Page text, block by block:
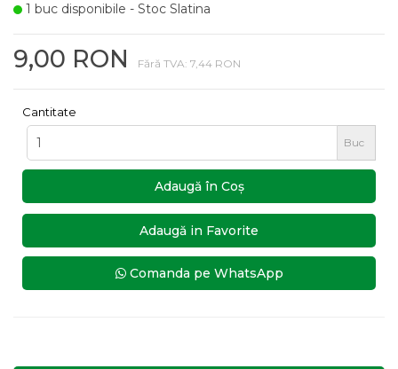
1 buc disponibile - Stoc Slatina
9,00 RON Fără TVA: 7,44 RON
Cantitate
Buc
Adaugă în Coş
Adaugă in Favorite
Comanda pe WhatsApp